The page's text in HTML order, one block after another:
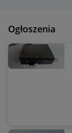
Ogłoszenia